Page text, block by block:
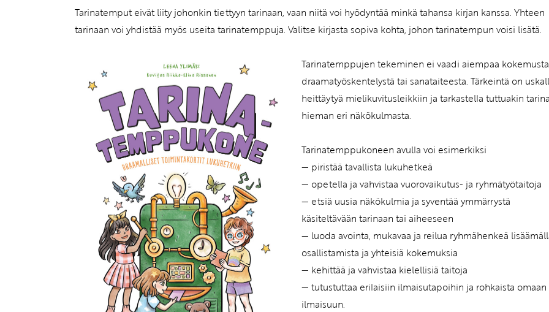
Tarinatemput eivät liity johonkin tiettyyn tarinaan, vaan niitä voi hyödyntää minkä tahansa kirjan kanssa. Yhteen
tarinaan voi yhdistää myös useita tarinatemppuja. Valitse kirjasta sopiva kohta, johon tarinatempun voisi lisätä.
Tarinatemppujen tekeminen ei vaadi aiempaa kokemusta
draamatyöskentelystä tai sanataiteesta. Tärkeintä on
heittäytyä mielikuvitusleikkiin ja tarkastella tuttuakin
hieman eri näkökulmasta.
Tarinatemppukoneen avulla voi esimerkiksi
— piristää tavallista lukuhetkeä
— opetella ja vahvistaa vuorovaikutus- ja ryhmätyötaitoja
— etsiä uusia näkökulmia ja syventää ymmärrystä
käsiteltävään tarinaan tai aiheeseen
— luoda avointa, mukavaa ja reilua ryhmähenkeä
osallistamista ja yhteisiä kokemuksia
— kehittää ja vahvistaa kielellisiä taitoja
— tutustuttaa erilaisiin ilmaisutapoihin ja rohkaista omaan
ilmaisuun.